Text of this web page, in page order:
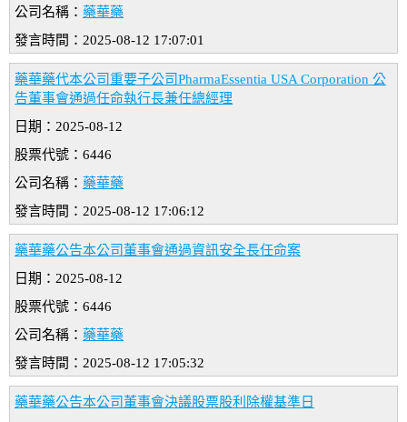
公司名稱： 藥華藥
發言時間：2025-08-12 17:07:01
藥華藥代本公司重要子公司PharmaEssentia USA Corporation 公
告董事會通過任命執行長兼任總經理
日期：2025-08-12
股票代號：6446
公司名稱： 藥華藥
發言時間：2025-08-12 17:06:12
藥華藥公告本公司董事會通過資訊安全長任命案
日期：2025-08-12
股票代號：6446
公司名稱： 藥華藥
發言時間：2025-08-12 17:05:32
藥華藥公告本公司董事會決議股票股利除權基準日